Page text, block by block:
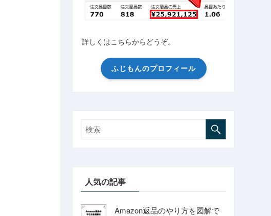
詳しくはこちらからどうぞ。
ふじもんのプロフィール
人気の記事
Amazon返品のやり方を図解で